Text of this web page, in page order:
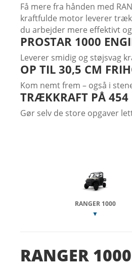
Få mere fra hånden med
kraftfulde motor leverer
du arbejder mere effektivt
PROSTAR 1000
Leverer smidig og støjsvag
OP TIL 30,5 CM
Kom nemt frem – også i
TRÆKKRAFT PÅ 454
Gør selv de store opgaver
RANGER 1000
RANGER 1000